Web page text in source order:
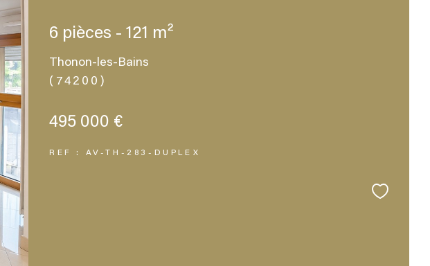
6 pièces - 121 m²
Thonon-les-Bains
(74200)
495 000 €
REF : AV-TH-283-DUPLEX